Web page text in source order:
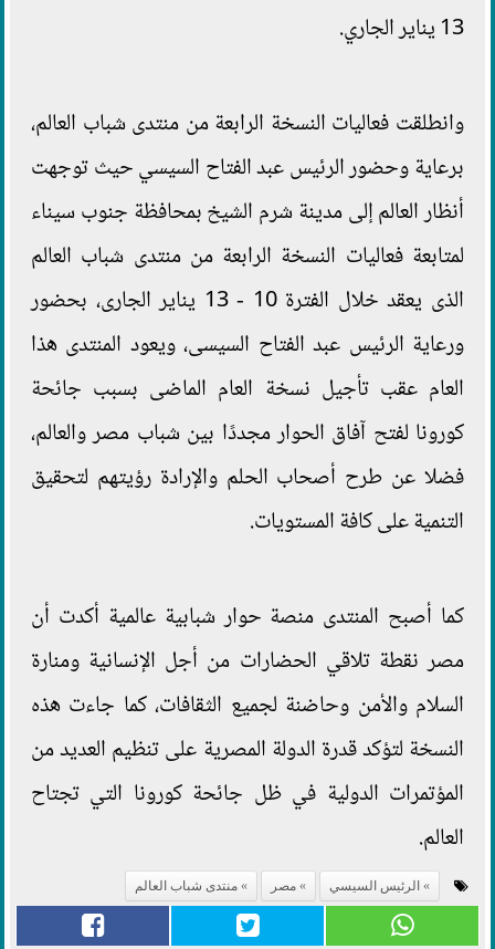
13 يناير الجاري.
وانطلقت فعاليات النسخة الرابعة من منتدى شباب العالم،
برعاية وحضور الرئيس عبد الفتاح السيسي حيث توجهت
أنظار العالم إلى مدينة شرم الشيخ بمحافظة جنوب سيناء
لمتابعة فعاليات النسخة الرابعة من منتدى شباب العالم
الذى يعقد خلال الفترة 10 - 13 يناير الجارى، بحضور
ورعاية الرئيس عبد الفتاح السيسى، ويعود المنتدى هذا
العام عقب تأجيل نسخة العام الماضى بسبب جائحة
كورونا لفتح آفاق الحوار مجددًا بين شباب مصر والعالم،
فضلا عن طرح أصحاب الحلم والإرادة رؤيتهم لتحقيق
التنمية على كافة المستويات.
كما أصبح المنتدى منصة حوار شبابية عالمية أكدت أن
مصر نقطة تلاقي الحضارات من أجل الإنسانية ومنارة
السلام والأمن وحاضنة لجميع الثقافات، كما جاءت هذه
النسخة لتؤكد قدرة الدولة المصرية على تنظيم العديد من
المؤتمرات الدولية في ظل جائحة كورونا التي تجتاح
العالم.
الرئيس السيسي مصر منتدى شباب العالم